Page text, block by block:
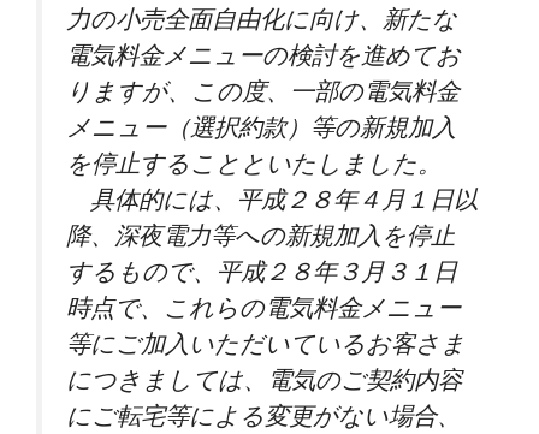
力の小売全面自由化に向け、新たな
電気料金メニューの検討を進めてお
りますが、この度、一部の電気料金
メニュー（選択約款）等の新規加入
を停止することといたしました。
具体的には、平成２８年４月１日以
降、深夜電力等への新規加入を停止
するもので、平成２８年３月３１日
時点で、これらの電気料金メニュー
等にご加入いただいているお客さま
につきましては、電気のご契約内容
にご転宅等による変更がない場合、